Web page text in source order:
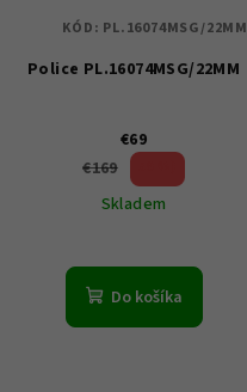
Police PL.16074MSG/22MM
€69
€169
Skladem
Do košíka
KÓD: PL.16074MSG/22MM